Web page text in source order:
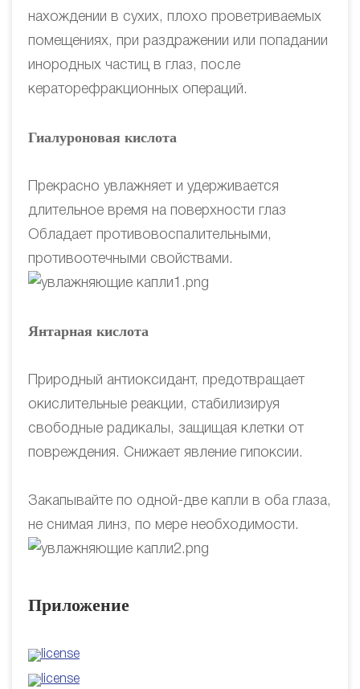
нахождении в сухих, плохо проветриваемых
помещениях, при раздражении или попадании
инородных частиц в глаз, после
кераторефракционных операций.
Гиалуроновая кислота
Прекрасно увлажняет и удерживается
длительное время на поверхности глаз
Обладает противовоспалительными,
противоотечными свойствами.
Янтарная кислота
Природный антиоксидант, предотвращает
окислительные реакции, стабилизируя
свободные радикалы, защищая клетки от
повреждения. Снижает явление гипоксии.
Закапывайте по одной-две капли в оба глаза,
не снимая линз, по мере необходимости.
Приложение